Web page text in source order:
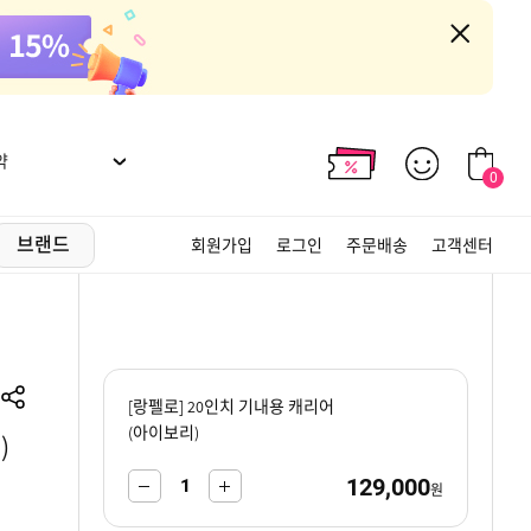
0
브랜드 회원가입 로그인 주문배송 고객센터
[랑펠로] 20인치 기내용 캐리어
(아이보리)
129,000원